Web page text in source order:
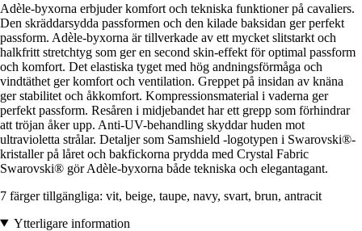
Adèle-byxorna erbjuder komfort och tekniska funktioner på cavaliers.
Den skräddarsydda passformen och den kilade baksidan ger perfekt
passform. Adèle-byxorna är tillverkade av ett mycket slitstarkt och
halkfritt stretchtyg som ger en second skin-effekt för optimal passform
och komfort. Det elastiska tyget med hög andningsförmåga och
vindtäthet ger komfort och ventilation. Greppet på insidan av knäna
ger stabilitet och åkkomfort. Kompressionsmaterial i vaderna ger
perfekt passform. Resåren i midjebandet har ett grepp som förhindrar
att tröjan åker upp. Anti-UV-behandling skyddar huden mot
ultravioletta strålar. Detaljer som Samshield -logotypen i Swarovski®-
kristaller på låret och bakfickorna prydda med Crystal Fabric
Swarovski® gör Adèle-byxorna både tekniska och elegantagant.
7 färger tillgängliga: vit, beige, taupe, navy, svart, brun, antracit
Ytterligare information